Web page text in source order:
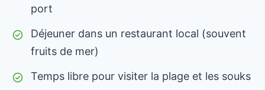
port
Déjeuner dans un restaurant local (souvent
fruits de mer)
Temps libre pour visiter la plage et les souks